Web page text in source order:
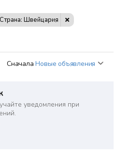
Страна: Швейцария
Сначала Новые объявления
уведомления при